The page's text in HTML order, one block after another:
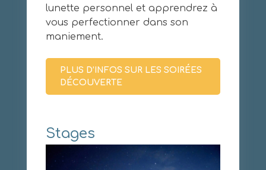
lunette personnel et apprendrez à
vous perfectionner dans son
maniement.
PLUS D’INFOS SUR LES SOIRÉES
DÉCOUVERTE
Stages